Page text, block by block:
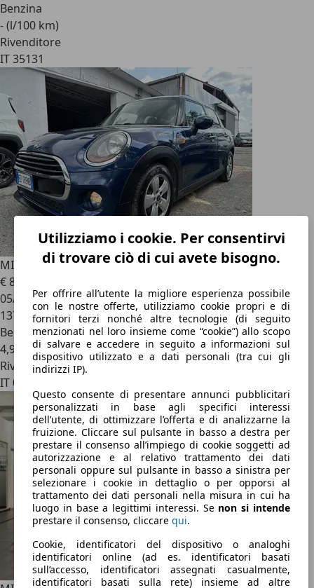
Utilizziamo i cookie. Per consentirvi
di trovare ciò di cui avete bisogno.
Per offrire all’utente la migliore esperienza possibile
con le nostre offerte, utilizziamo cookie propri e di
fornitori terzi nonché altre tecnologie (di seguito
menzionati nel loro insieme come “cookie”) allo scopo
di salvare e accedere in seguito a informazioni sul
dispositivo utilizzato e a dati personali (tra cui gli
indirizzi IP).
Questo consente di presentare annunci pubblicitari
personalizzati in base agli specifici interessi
dell’utente, di ottimizzare l’offerta e di analizzarne la
fruizione. Cliccare sul pulsante in basso a destra per
prestare il consenso all’impiego di cookie soggetti ad
autorizzazione e al relativo trattamento dei dati
personali oppure sul pulsante in basso a sinistra per
selezionare i cookie in dettaglio o per opporsi al
trattamento dei dati personali nella misura in cui ha
luogo in base a legittimi interessi. Se non si intende
prestare il consenso, cliccare qui.
Cookie, identificatori del dispositivo o analoghi
identificatori online (ad es. identificatori basati
sull’accesso, identificatori assegnati casualmente,
identificatori basati sulla rete) insieme ad altre
Benzina
- (l/100 km)
Rivenditore
IT 35131
MINI CooperMini IV F55-F56 1.5 5p
€ 8.500
05/2015
137.665 km
Benzina
4,9 l/100 km (comb.)
Rivenditore
IT 00188